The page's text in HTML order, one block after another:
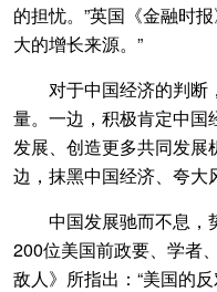
的担忧。”英国《金融时
大的增长来源。”
对于中国经济的判断
量。一边，积极肯定中国
发展、创造更多共同发展
边，抹黑中国经济、夸大
中国发展驰而不息，
200位美国前政要、学者
敌人》所指出：“美国的